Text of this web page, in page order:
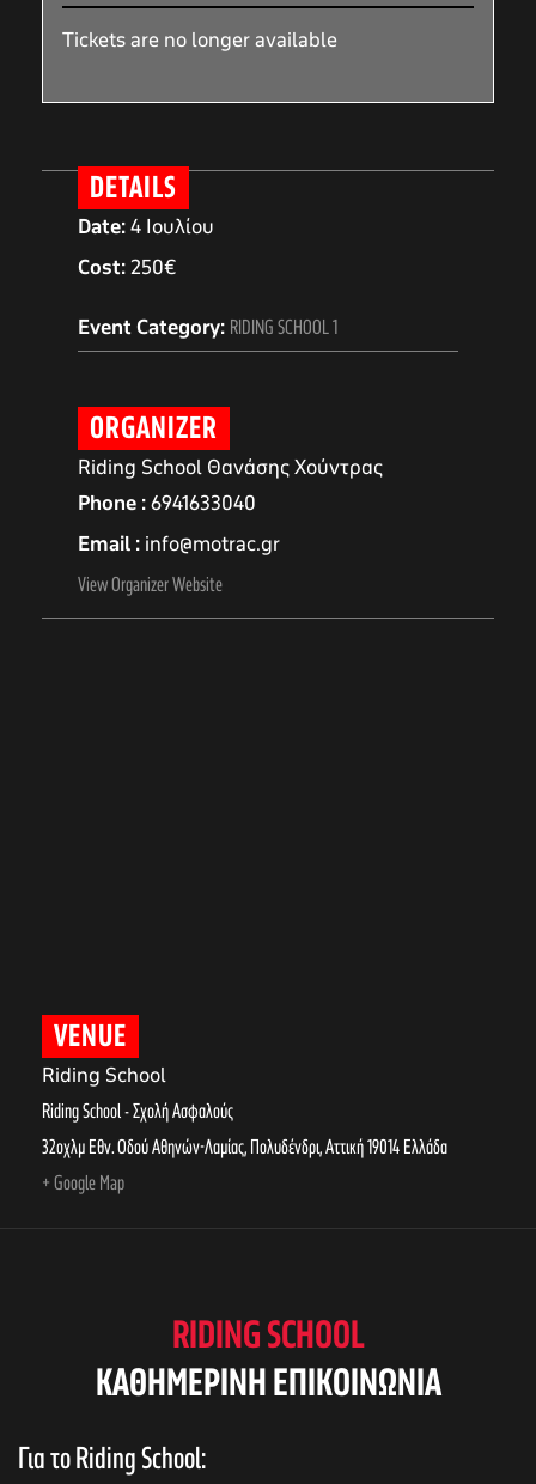
DETAILS
Date:4 Ιουλίου
Cost:250€
Event Category: RIDING SCHOOL 1
ORGANIZER
Riding School Θανάσης Χούντρας
Phone 6941633040
Email info@motrac.gr
View Organizer Website
VENUE
Riding School
Riding School - Σχολή Ασφαλούς
32οχλμ Εθν. Οδού Αθηνών-Λαμίας, Πολυδένδρι,Αττική19014Ελλάδα
+ Google Map
Tickets are no longer available
RIDING SCHOOL
KAΘΗΜΕΡΙΝΗ ΕΠΙΚΟΙΝΩΝΙΑ
Για το Riding School: